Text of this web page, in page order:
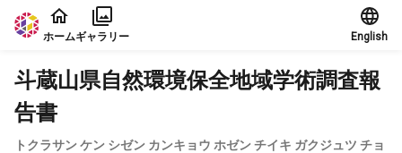
本文に飛ぶ
ホームギャラリー English
斗蔵山県自然環境保全地域学術調査報
告書
トクラサン ケン シゼン カンキョウ ホゼン チイキ ガクジュツ チョ